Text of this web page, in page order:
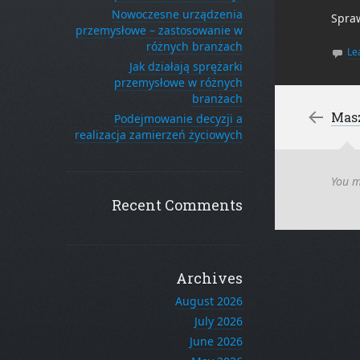
←
You
Nowoczesne urządzenia
przemysłowe – zastosowanie w
różnych branżach
Jak działają sprężarki
przemysłowe w różnych
branżach
Podejmowanie decyzji a
realizacja zamierzeń życiowych
Recent Comments
Archives
August 2026
July 2026
June 2026